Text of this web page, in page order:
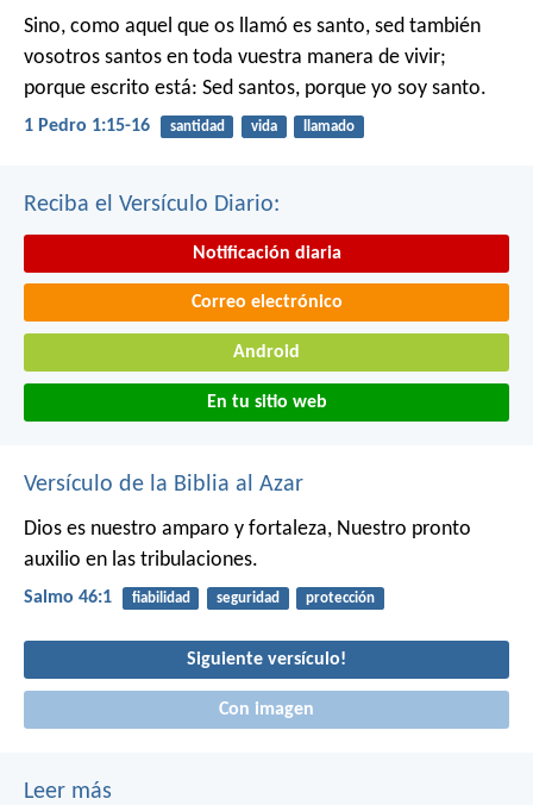
Sino, como aquel que os llamó es santo, sed también
vosotros santos en toda vuestra manera de vivir;
porque escrito está: Sed santos, porque yo soy santo.
1 Pedro 1:15-16 santidad vida llamado
Reciba el Versículo Diario:
Notificación diaria
Correo electrónico
Android
En tu sitio web
Versículo de la Biblia al Azar
Dios es nuestro amparo y fortaleza, Nuestro pronto
auxilio en las tribulaciones.
Salmo 46:1 fiabilidad seguridad protección
Siguiente versículo!
Con imagen
Leer más